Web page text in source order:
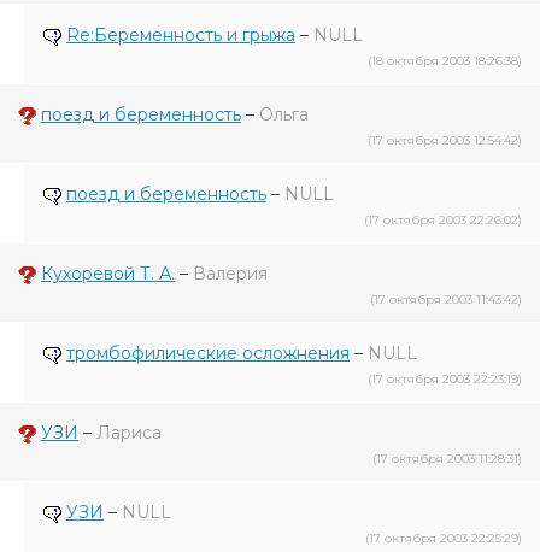
Re:Беременность и грыжа – NULL
(18 октября 2003 18:26:38)
поезд и беременность – Ольга
(17 октября 2003 12:54:42)
поезд и беременность – NULL
(17 октября 2003 22:26:02)
Кухоревой Т. А. – Валерия
(17 октября 2003 11:43:42)
тромбофилические осложнения – NULL
(17 октября 2003 22:23:19)
УЗИ – Лариса
(17 октября 2003 11:28:31)
УЗИ – NULL
(17 октября 2003 22:25:29)